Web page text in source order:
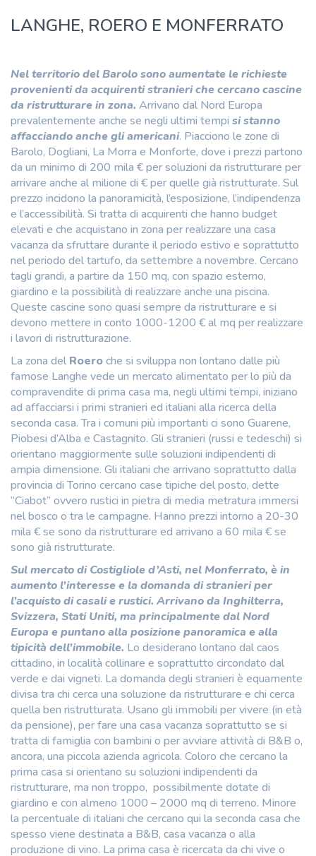
LANGHE, ROERO E MONFERRATO
Nel territorio del Barolo sono aumentate le richieste
provenienti da acquirenti stranieri che cercano cascine
da ristrutturare in zona. Arrivano dal Nord Europa
prevalentemente anche se negli ultimi tempi si stanno
affacciando anche gli americani. Piacciono le zone di
Barolo, Dogliani, La Morra e Monforte, dove i prezzi partono
da un minimo di 200 mila € per soluzioni da ristrutturare per
arrivare anche al milione di € per quelle già ristrutturate. Sul
prezzo incidono la panoramicità, l’esposizione, l’indipendenza
e l’accessibilità. Si tratta di acquirenti che hanno budget
elevati e che acquistano in zona per realizzare una casa
vacanza da sfruttare durante il periodo estivo e soprattutto
nel periodo del tartufo, da settembre a novembre. Cercano
tagli grandi, a partire da 150 mq, con spazio esterno,
giardino e la possibilità di realizzare anche una piscina.
Queste cascine sono quasi sempre da ristrutturare e si
devono mettere in conto 1000-1200 € al mq per realizzare
i lavori di ristrutturazione.
La zona del Roeroche si sviluppa non lontano dalle più
famose Langhe vede un mercato alimentato per lo più da
compravendite di prima casa ma, negli ultimi tempi, iniziano
ad affacciarsi i primi stranieri ed italiani alla ricerca della
seconda casa. Tra i comuni più importanti ci sono Guarene,
Piobesi d’Alba e Castagnito. Gli stranieri (russi e tedeschi) si
orientano maggiormente sulle soluzioni indipendenti di
ampia dimensione. Gli italiani che arrivano soprattutto dalla
provincia di Torino cercano case tipiche del posto, dette
“Ciabot” ovvero rustici in pietra di media metratura immersi
nel bosco o tra le campagne. Hanno prezzi intorno a 20-30
mila € se sono da ristrutturare ed arrivano a 60 mila € se
sono già ristrutturate.
Sul mercato di Costigliole d’Asti, nel Monferrato, è in
aumento l’interesse e la domanda di stranieri per
l’acquisto di casali e rustici. Arrivano da Inghilterra,
Svizzera, Stati Uniti, ma principalmente dal Nord
Europa e puntano alla posizione panoramica e alla
tipicità dell’immobile. Lo desiderano lontano dal caos
cittadino, in località collinare e soprattutto circondato dal
verde e dai vigneti. La domanda degli stranieri è equamente
divisa tra chi cerca una soluzione da ristrutturare e chi cerca
quella ben ristrutturata. Usano gli immobili per vivere (in età
da pensione), per fare una casa vacanza soprattutto se si
tratta di famiglia con bambini o per avviare attività di B&B o,
ancora, una piccola azienda agricola. Coloro che cercano la
prima casa si orientano su soluzioni indipendenti da
ristrutturare, ma non troppo, possibilmente dotate di
giardino e con almeno 1000 – 2000 mq di terreno. Minore
la percentuale di italiani che cercano qui la seconda casa che
spesso viene destinata a B&B, casa vacanza o alla
produzione di vino. La prima casa è ricercata da chi vive o